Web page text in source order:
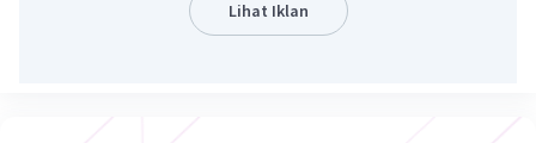
Iklan
Lihat Iklan